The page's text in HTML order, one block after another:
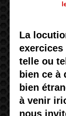
La
exercices
telle ou
bien ce
bien
à venir
nous